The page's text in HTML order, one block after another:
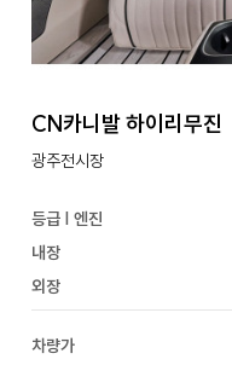
CN카니발 하이리무진
광주전시장
등급 | 엔진
내장
외장
차량가